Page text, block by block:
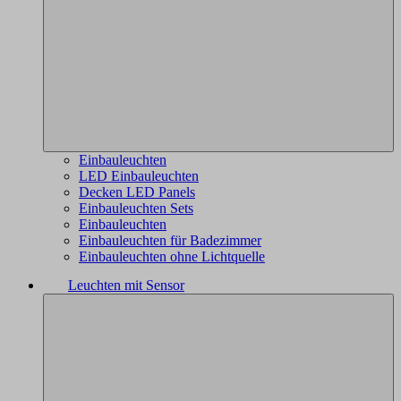
Einbauleuchten
LED Einbauleuchten
Decken LED Panels
Einbauleuchten Sets
Einbauleuchten
Einbauleuchten für Badezimmer
Einbauleuchten ohne Lichtquelle
Leuchten mit Sensor